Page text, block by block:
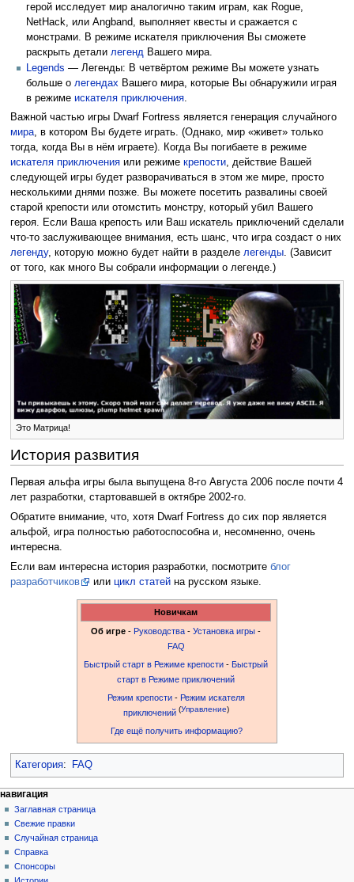
герой исследует мир аналогично таким играм, как Rogue,
NetHack, или Angband, выполняет квесты и сражается с
монстрами. В режиме искателя приключения Вы сможете
раскрыть детали легенд Вашего мира.
Legends — Легенды: В четвёртом режиме Вы можете узнать
больше о легендах Вашего мира, которые Вы обнаружили играя
в режиме искателя приключения.
Важной частью игры Dwarf Fortress является генерация случайного
мира, в котором Вы будете играть. (Однако, мир «живет» только
тогда, когда Вы в нём играете). Когда Вы погибаете в режиме
искателя приключенияили режиме крепости, действие Вашей
следующей игры будет разворачиваться в этом же мире, просто
несколькими днями позже. Вы можете посетить развалины своей
старой крепости или отомстить монстру, который убил Вашего
героя. Если Ваша крепость или Ваш искатель приключений сделали
что-то заслуживающее внимания, есть шанс, что игра создаст о них
легенду, которую можно будет найти в разделе легенды. (Зависит
от того, как много Вы собрали информации о легенде.)
Это Матрица!
История развития
Первая альфа игры была выпущена 8-го Августа 2006 после почти 4
лет разработки, стартовавшей в октябре 2002-го.
Обратите внимание, что, хотя Dwarf Fortress до сих пор является
альфой, игра полностью работоспособна и, несомненно, очень
интересна.
Если вам интересна история разработки, посмотрите блог
разработчиков
или цикл статейна русском языке.
Новичкам
Об игре -Руководства -Установка игры -
FAQ
Быстрый старт в Режиме крепости -Быстрый
старт в Режиме приключений
Режим крепости- Режим искателя
приключений (Управление)
Где ещё получить информацию?
Категория: FAQ
Н
а
в
и
действия на странице
о
проекте
обсуждение
читать
просмотр
кода
персональные инструменты
создать
учётную
запись
войти
навигация
Заглавная страница
Свежие правки
Случайная страница
Справка
Спонсоры